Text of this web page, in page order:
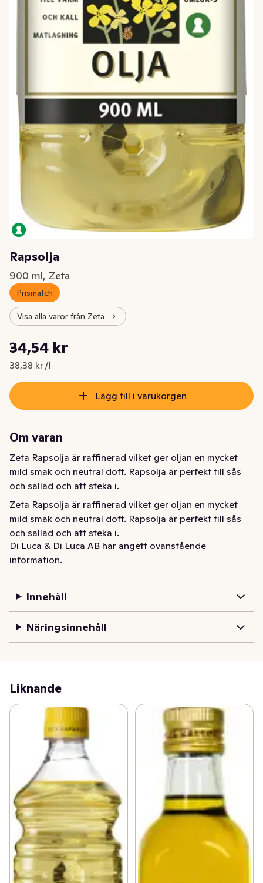
Rapsolja
900 ml, Zeta
Prismatch
Visa alla varor från Zeta
Nuvarande pris är: 34,54 kr
34,54 kr
38,38 kr /l
Styckpris: 38,38 kr /l
Lägg till i varukorgen
Om varan
Zeta Rapsolja är raffinerad vilket ger oljan en mycket
mild smak och neutral doft. Rapsolja är perfekt till sås
och sallad och att steka i.
Zeta Rapsolja är raffinerad vilket ger oljan en mycket
mild smak och neutral doft. Rapsolja är perfekt till sås
och sallad och att steka i.
Di Luca & Di Luca AB har angett ovanstående
information.
Innehåll
Näringsinnehåll
Liknande